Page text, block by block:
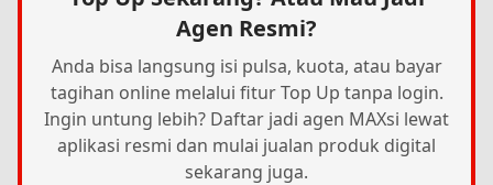
Agen Resmi?
Anda bisa langsung isi pulsa, kuota, atau bayar
tagihan online melalui fitur Top Up tanpa login.
Ingin untung lebih? Daftar jadi agen MAXsi lewat
aplikasi resmi dan mulai jualan produk digital
sekarang juga.